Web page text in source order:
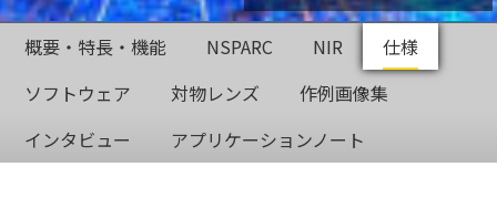
概要・特長・機能 NSPARC NIR
仕様
ソフトウェア
対物レンズ
作例画像集
インタビュー
アプリケーションノート